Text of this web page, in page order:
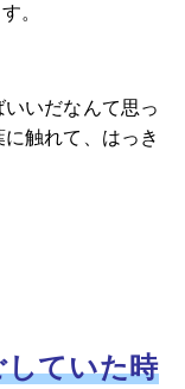
。
いだなんて思っ
触れて、はっき
していた時